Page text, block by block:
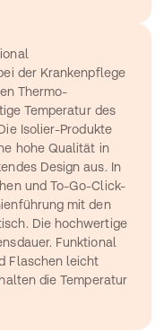
der Krankenpflege
Thermo-
Temperatur des
Isolier-Produkte
hohe Qualität in
Design aus. In
und To-Go-Click-
mit den
Die hochwertige
Funktional
Flaschen leicht
die Temperatur